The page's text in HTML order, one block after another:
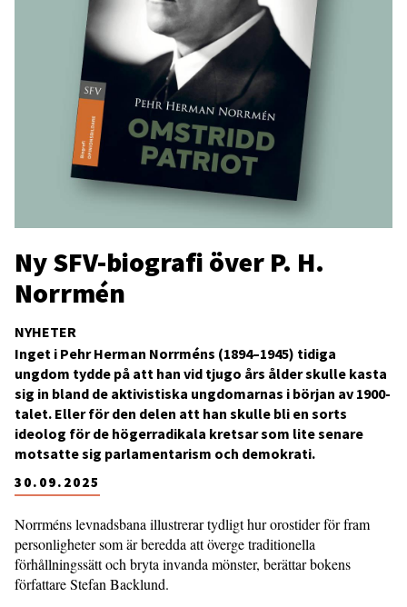
NYHETER
Ny SFV-biografi över P. H.
Norrmén
30.09.2025
Inget i Pehr Herman Norrméns (1894–1945) tidiga
ungdom tydde på att han vid tjugo års ålder skulle kasta
sig in bland de aktivistiska ungdomarnas i början av 1900-
talet. Eller för den delen att han skulle bli en sorts
ideolog för de högerradikala kretsar som lite senare
motsatte sig parlamentarism och demokrati.
Norrméns levnadsbana illustrerar tydligt hur orostider för fram
personligheter som är beredda att överge traditionella
förhållningssätt och bryta invanda mönster, berättar bokens
författare Stefan Backlund.